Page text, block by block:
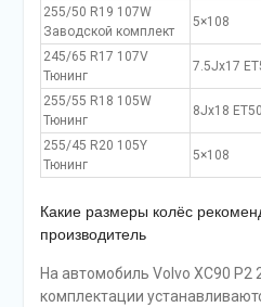
255/50 R19 107W
Заводской комплект
5×108
245/65 R17 107V
Тюнинг
7.5Jx17
255/55 R18 105W
Тюнинг
8Jx18 ET50
255/45 R20 105Y
Тюнинг
5×108
Какие размеры колёс
производитель
На автомобиль Volvo XC90 P2
комплектации